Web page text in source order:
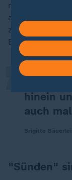
man, sobald
aufhören sollte
zunächst sehr
Bäuerlein
hinein
auch
„
"Sünden"